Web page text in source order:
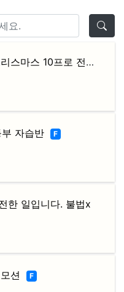
독일 온라인 한인 유루마트 크리스마스 10프로 전품목 할인 이벤트
자습반 F
한 일입니다. 불법x
션 F